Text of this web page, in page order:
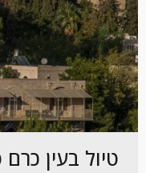
טיול בעין